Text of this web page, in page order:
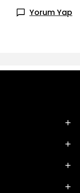
Yorum Yap